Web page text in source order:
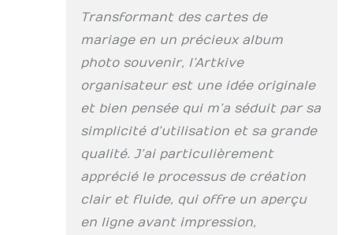
sachant que vos
seront
magnifiquement
archivées pour
l'avenir. La boîte
personnalisée
robuste et
d'expédition
prépayée facilitent
l'envoi de cartes à
transformer. Design
personnalisé :
Transformant des cartes de
mariage en un précieux album
photo souvenir, l’Artkive
organisateur est une idée originale
et bien pensée qui m’a séduit par sa
simplicité d’utilisation et sa grande
qualité. J’ai particulièrement
apprécié le processus de création
clair et fluide, qui offre un aperçu
en ligne avant impression,